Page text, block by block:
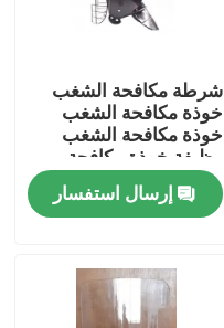
شرطة مكافحة الشغب
خوذة مكافحة الشغب
خوذة مكافحة الشغب
وظيفة خوذة مكافحة
الشغب
إرسال استفسار